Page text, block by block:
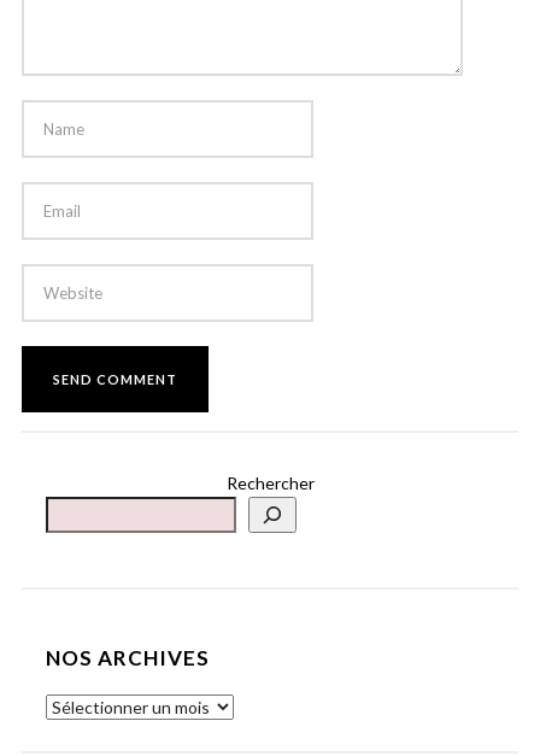
Rechercher
NOS ARCHIVES